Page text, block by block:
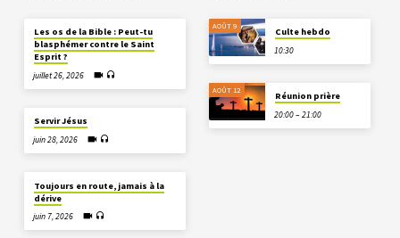
Les os de la Bible : Peut-tu
blasphémer contre le Saint
Esprit ?
juillet 26, 2026
Servir Jésus
juin 28, 2026
Toujours en route, jamais à la
dérive
juin 7, 2026
AOÛT 9
Culte hebdo
10:30
AOÛT 12
Réunion prière
20:00 – 21:00